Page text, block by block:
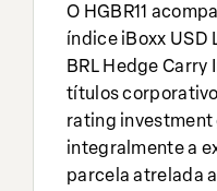
O HGBR11
índice iBoxx USD
BRL Hedge
títulos
rating investment
integralmente a
parcela atrelada